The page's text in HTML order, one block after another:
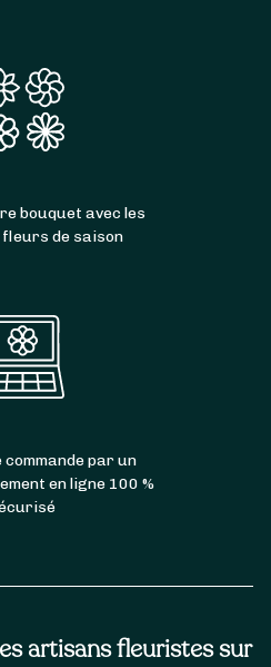
artisans fleuristes sur
bouquet avec les
fleurs de saison
commande par un
en ligne 100 %